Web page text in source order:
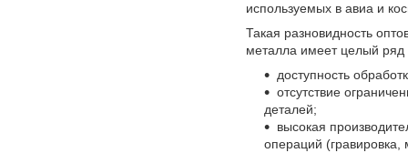
используемых в авиа и
Такая разновидность
металла имеет целый
доступность
отсутствие
деталей;
высокая
операций (гравировка,